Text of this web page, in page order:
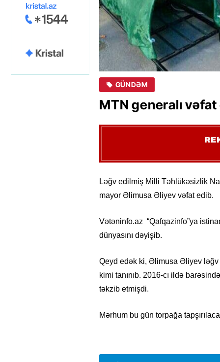
GÜNDƏM
MTN generalı
Ləğv edilmiş Milli Təhlükəsizlik
mayor Əlimusa Əliyev vəfat edib.
Vətəninfo.az “Qafqazinfo”ya
dünyasını dəyişib.
Qeyd edək ki, Əlimusa Əliyev
kimi tanınıb. 2016-cı ildə
təkzib etmişdi.
Mərhum bu gün torpağa